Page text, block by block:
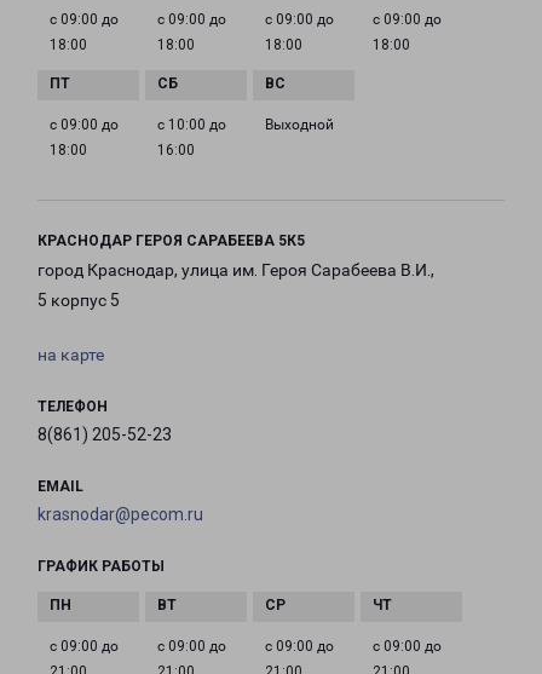
с 09:00 до
18:00
с 09:00 до
18:00
с 09:00 до
18:00
с 09:00 до
18:00
с 09:00 до
18:00
с 10:00 до
16:00
Выходной
КРАСНОДАР ГЕРОЯ САРАБЕЕВА 5К5
город Краснодар, улица им. Героя Сарабеева В.И.,
5 корпус 5
на карте
ТЕЛЕФОН
8(861) 205-52-23
EMAIL
krasnodar@pecom.ru
ГРАФИК РАБОТЫ
с 09:00 до
с 09:00 до
с 09:00 до
с 09:00 до